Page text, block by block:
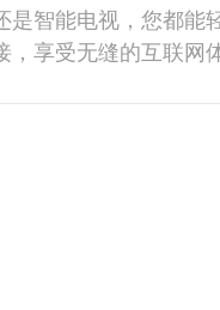
智能电视，您都能
享受无缝的互联网体